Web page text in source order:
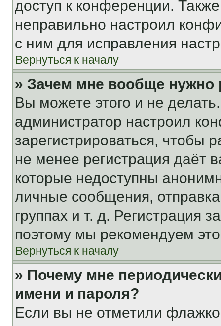
доступ к конференции.
неправильно настроил
с ним для исправления
Вернуться к началу
» Зачем мне вообще нужно
Вы можете этого и не
администратор настроил
зарегистрироваться, чтобы
не менее регистрация даёт
которые недоступны
личные сообщения,
группах и т. д. Регистрация
поэтому мы рекомендуем
Вернуться к началу
» Почему мне
имени и пароля?
Если вы не отметили